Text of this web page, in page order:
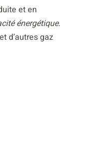
et en
énergétique.
d’autres gaz